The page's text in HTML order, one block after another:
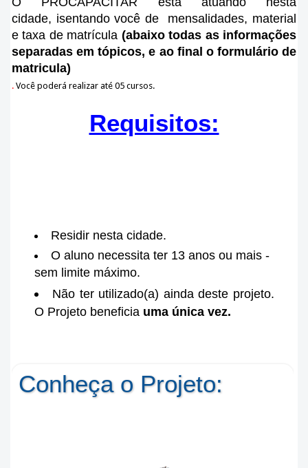
cidade, isentando você de mensalidades, material
e taxa de matrícula (abaixo todas as informações
separadas em tópicos, e ao final o formulário de
matricula)
. Você poderá realizar até 05 cursos.
Requisitos:
Residir nesta cidade.
O aluno necessita ter 13 anos ou mais -
sem limite máximo.
Não ter utilizado(a) ainda deste projeto.
O Projeto beneficia uma única vez.